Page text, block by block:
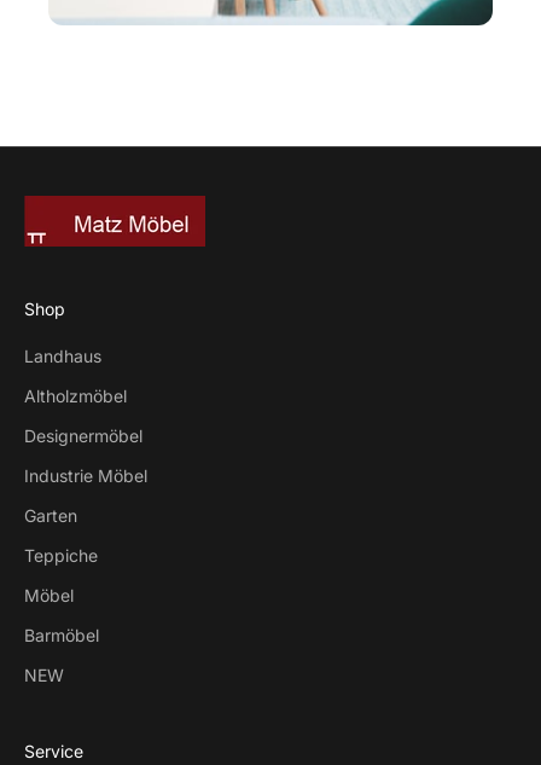
Shop
Landhaus
Altholzmöbel
Designermöbel
Industrie Möbel
Garten
Teppiche
Möbel
Barmöbel
NEW
Service